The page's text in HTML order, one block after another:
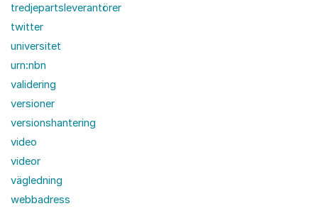
tredjepartsleverantörer
twitter
universitet
urn:nbn
validering
versioner
versionshantering
video
videor
vägledning
webbadress